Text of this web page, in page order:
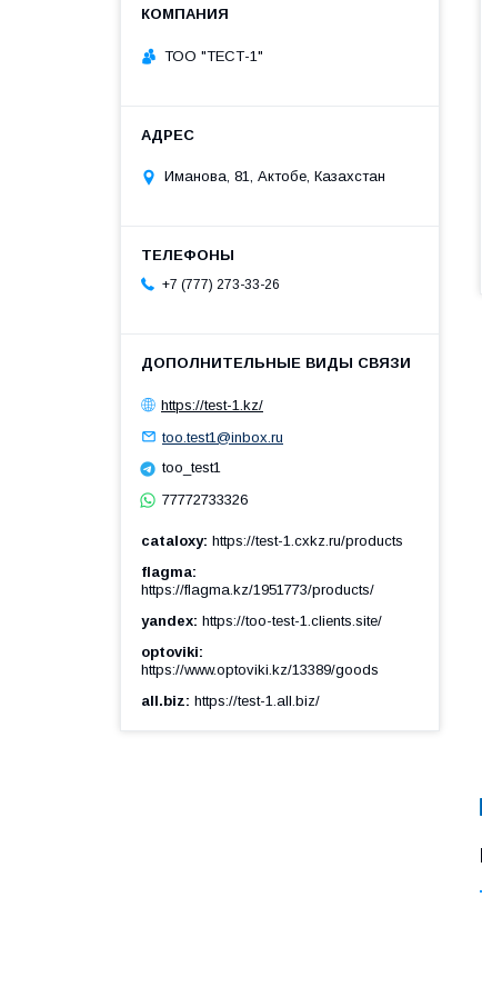
ТОО "ТЕСТ-1"
Иманова, 81, Актобе, Казахстан
+7 (777) 273-33-26
https://test-1.kz/
too.test1@inbox.ru
too_test1
77772733326
cataloxy https://test-1.cxkz.ru/products
flagma
https://flagma.kz/1951773/products/
yandex https://too-test-1.clients.site/
optoviki
https://www.optoviki.kz/13389/goods
all.biz https://test-1.all.biz/